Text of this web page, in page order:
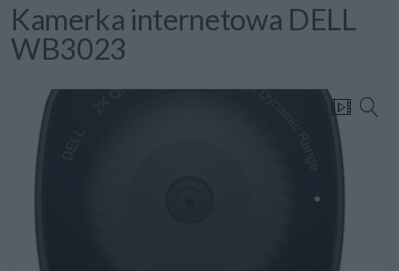
Kamerka internetowa DELL
WB3023